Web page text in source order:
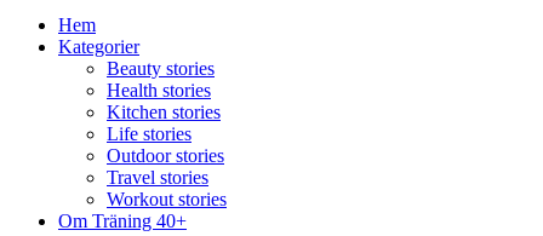
Hem
Kategorier
Beauty stories
Health stories
Kitchen stories
Life stories
Outdoor stories
Travel stories
Workout stories
Om Träning 40+